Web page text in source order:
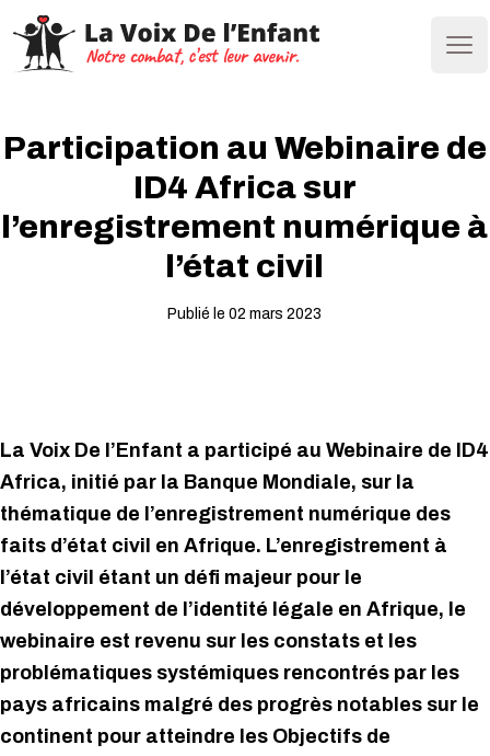
Participation au Webinaire de
ID4 Africa sur
l’enregistrement numérique à
l’état civil
Publié le 02 mars 2023
La Voix De l’Enfant a participé au Webinaire de ID4
Africa, initié par la Banque Mondiale, sur la
thématique de l’enregistrement numérique des
faits d’état civil en Afrique. L’enregistrement à
l’état civil étant un défi majeur pour le
développement de l’identité légale en Afrique, le
webinaire est revenu sur les constats et les
problématiques systémiques rencontrés par les
pays africains malgré des progrès notables sur le
continent pour atteindre les Objectifs de